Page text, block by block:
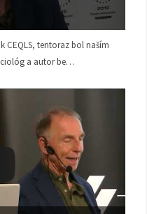
CEQLS, tentoraz bol naším
a autor be…